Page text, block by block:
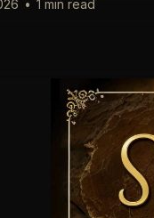
• 1 min read